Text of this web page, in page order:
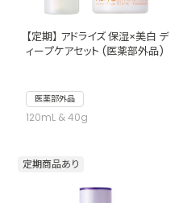
【定期】 アドライズ 保湿×美白 デ
ィープケアセット (医薬部外品)
医薬部外品
120mL & 40g
定期商品あり